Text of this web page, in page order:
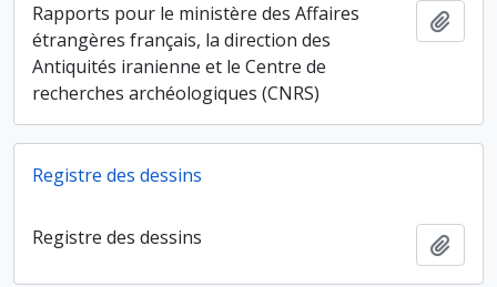
Rapports pour le ministère des Affaires
étrangères français, la direction des
Antiquités iranienne et le Centre de
recherches archéologiques (CNRS)
Registre des dessins
Registre des dessins